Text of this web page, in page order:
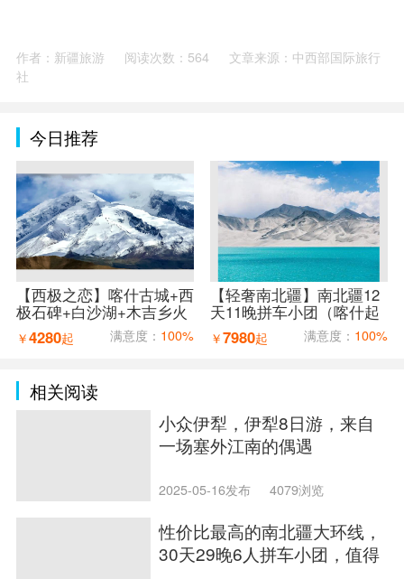
作者：新疆旅游 阅读次数：564
文章来源：中西部国际旅行
社
今日推荐
【西极之恋】喀什古城+西
极石碑+白沙湖+木吉乡火
山口+红旗拉普口岸+盘龙
古道7天6晚拼车小团（喀
￥4280起 满意度： 100%
【轻奢南北疆】南北疆12
天11晚拼车小团（喀什起
乌鲁木齐止）
￥7980起 满意度： 100%
相关阅读
小众伊犁，伊犁8日游，来自
一场塞外江南的偶遇
2025-05-16发布 4079浏览
性价比最高的南北疆大环线，
30天29晚6人拼车小团，值得